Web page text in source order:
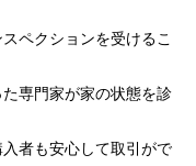
ペクションを受けるこ
専門家が家の状態を診
者も安心して取引がで